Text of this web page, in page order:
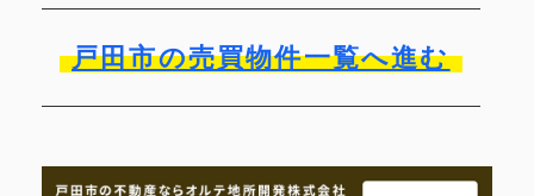
戸田市の売買物件一覧へ進む